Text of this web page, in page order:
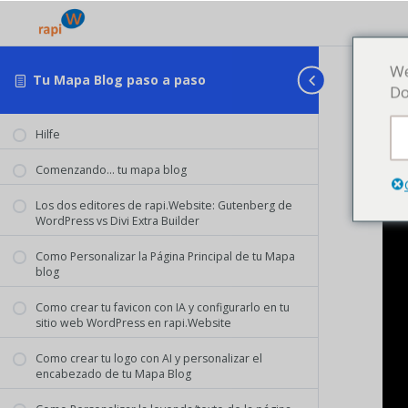
Tu Mapa Blog paso a paso
Hilfe
Comenzando… tu mapa blog
Los dos editores de rapi.Website: Gutenberg de
WordPress vs Divi Extra Builder
Como Personalizar la Página Principal de tu Mapa
blog
Como crear tu favicon con IA y configurarlo en tu
sitio web WordPress en rapi.Website
Como crear tu logo con AI y personalizar el
encabezado de tu Mapa Blog